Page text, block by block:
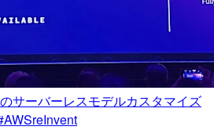
サーバーレスモデルカスタマイズ